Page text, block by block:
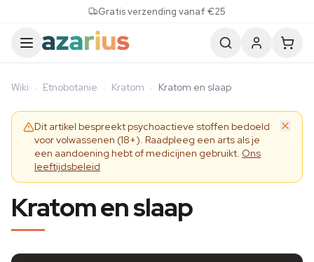
Gratis verzending vanaf €25
Wiki · Etnobotanie · Kratom · Kratom en slaap
Dit artikel bespreekt psychoactieve stoffen bedoeld
voor volwassenen (18+). Raadpleeg een arts als je
een aandoening hebt of medicijnen gebruikt. Ons
leeftijdsbeleid
Kratom en slaap